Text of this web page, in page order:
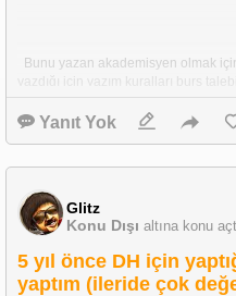
yazdığı için yazım kuralları burs
Medium'a üye olmak bedava zaten
Yanıt Yok
Glitz
Konu Dışı altına konu
5 yıl önce DH için
yaptım (ileride çok